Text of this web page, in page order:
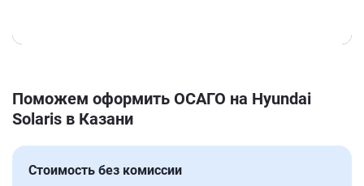
Поможем оформить ОСАГО на Hyundai
Solaris в Казани
Стоимость без комиссии